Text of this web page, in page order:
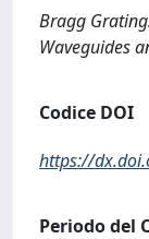
Bragg
Waveguides
Codice DOI
https://
Periodo del